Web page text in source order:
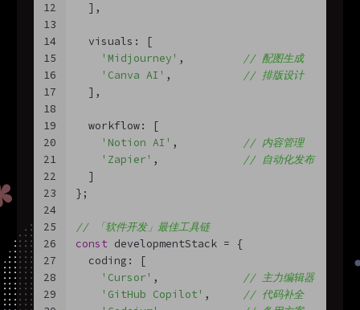
12
13
14
15
16
17
18
19
20
21
22
23
24
25
26
27
28
29
  ],
  visuals: [
'Midjourney' ,
// 配图生成
'Canva AI' ,
// 排版设计
  ],
  workflow: [
'Notion AI' ,
// 内容管理
'Zapier' ,
// 自动化发布
  ]
};
// 「软件开发」最佳工具链
const developmentStack = {
  coding: [
'Cursor' ,
// 主力编辑器
'GitHub Copilot' ,
// 代码补全